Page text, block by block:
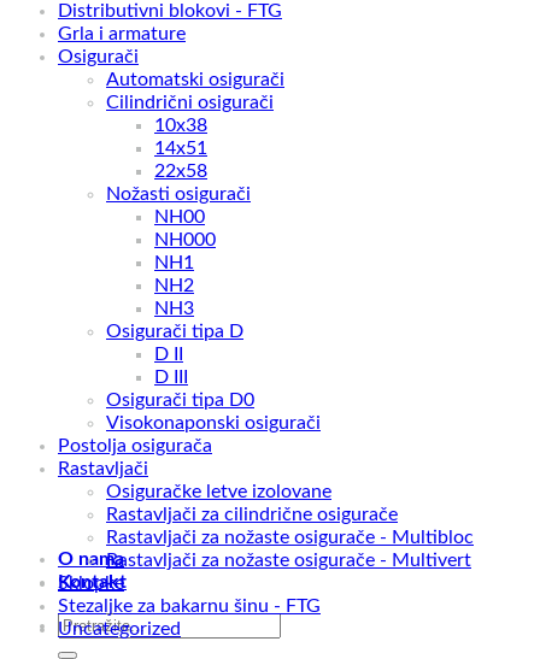
O nama
Kontakt
Search
Distributivni blokovi - FTG
Grla i armature
Osigurači
Automatski osigurači
Cilindrični osigurači
10x38
14x51
22x58
Nožasti osigurači
NH00
NH000
NH1
NH2
NH3
Osigurači tipa D
D II
D III
Osigurači tipa D0
Visokonaponski osigurači
Postolja osigurača
Rastavljači
Osiguračke letve izolovane
Rastavljači za cilindrične osigurače
Rastavljači za nožaste osigurače - Multibloc
Rastavljači za nožaste osigurače - Multivert
Sklopke
Stezaljke za bakarnu šinu - FTG
Uncategorized